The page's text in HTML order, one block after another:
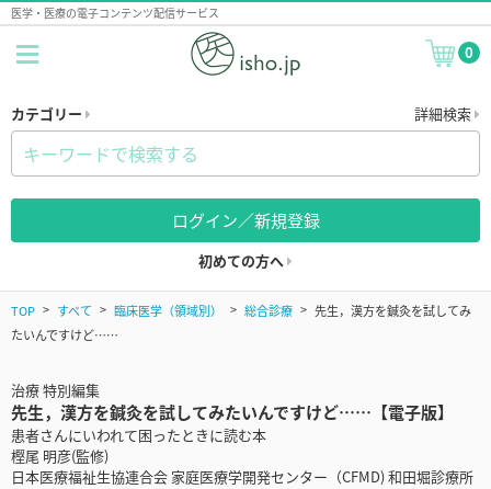
医学・医療の電子コンテンツ配信サービス
0
カテゴリー 詳細検索
ログイン／新規登録
初めての方へ
TOP すべて 臨床医学（領域別） 総合診療
先生，漢方を鍼灸を試してみ
たいんですけど……
治療 特別編集
先生，漢方を鍼灸を試してみたいんですけど……【電子版】
患者さんにいわれて困ったときに読む本
樫尾 明彦(監修)
日本医療福祉生協連合会 家庭医療学開発センター（CFMD) 和田堀診療所